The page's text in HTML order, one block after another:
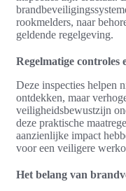
rookmelders, naar
geldende regelgeving.
Regelmatige controles
Deze inspecties helpen
ontdekken, maar
veiligheidsbewustzijn
deze praktische
aanzienlijke impact
voor een veiligere
Het belang van